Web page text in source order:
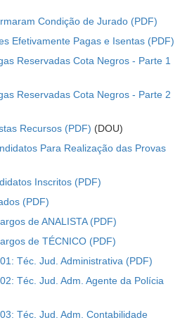
Condição de Jurado
Efetivamente Pagas e Isentas
Reservadas Cota Negros - Parte 1
Reservadas Cota Negros - Parte 2
Recursos
(DOU)
Para Realização das Provas
Inscritos
de ANALISTA
de TÉCNICO
Téc. Jud. Administrativa
Téc. Jud. Adm. Agente da Polícia
Téc. Jud. Adm. Contabilidade